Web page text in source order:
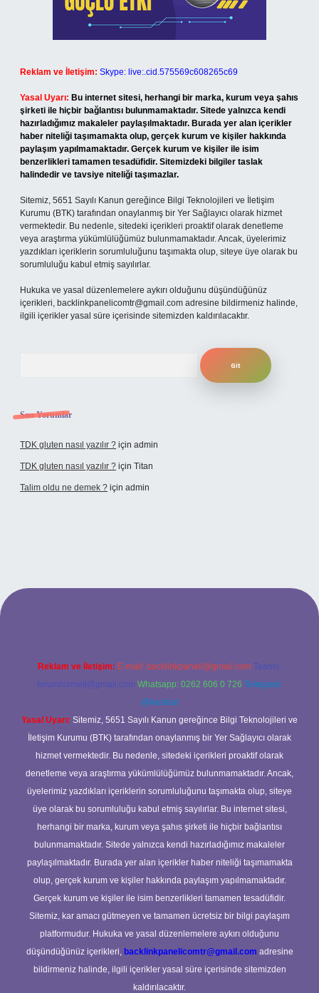
Reklam ve İletişim: Skype: live:.cid.575569c608265c69
Yasal Uyarı: Bu internet sitesi, herhangi bir marka, kurum veya şahıs
şirketi ile hiçbir bağlantısı bulunmamaktadır. Sitede yalnızca kendi
hazırladığımız makaleler paylaşılmaktadır. Burada yer alan içerikler
haber niteliği taşımamakta olup, gerçek kurum ve kişiler hakkında
paylaşım yapılmamaktadır. Gerçek kurum ve kişiler ile isim
benzerlikleri tamamen tesadüfidir. Sitemizdeki bilgiler taslak
halindedir ve tavsiye niteliği taşımazlar.
Sitemiz, 5651 Sayılı Kanun gereğince Bilgi Teknolojileri ve İletişim
Kurumu (BTK) tarafından onaylanmış bir Yer Sağlayıcı olarak hizmet
vermektedir. Bu nedenle, sitedeki içerikleri proaktif olarak denetleme
veya araştırma yükümlülüğümüz bulunmamaktadır. Ancak, üyelerimiz
yazdıkları içeriklerin sorumluluğunu taşımakta olup, siteye üye olarak bu
sorumluluğu kabul etmiş sayılırlar.
Hukuka ve yasal düzenlemelere aykırı olduğunu düşündüğünüz
içerikleri, backlinkpanelicomtr@gmail.com adresine bildirmeniz halinde,
ilgili içerikler yasal süre içerisinde sitemizden kaldırılacaktır.
Son Yorumlar
TDK gluten nasıl yazılır ? için admin
TDK gluten nasıl yazılır ? için Titan
Talim oldu ne demek ? için admin
giriş
Reklam ve İletişim: E-mail: backlinkpaneli@gmail.com Teams:
forumhizmeti@gmail.com Whatsapp: 0262 606 0 726 Telegram:
@karabul
Yasal Uyarı: Sitemiz, 5651 Sayılı Kanun gereğince Bilgi Teknolojileri ve
İletişim Kurumu (BTK) tarafından onaylanmış bir Yer Sağlayıcı olarak
hizmet vermektedir. Bu nedenle, sitedeki içerikleri proaktif olarak
denetleme veya araştırma yükümlülüğümüz bulunmamaktadır. Ancak,
üyelerimiz yazdıkları içeriklerin sorumluluğunu taşımakta olup, siteye
üye olarak bu sorumluluğu kabul etmiş sayılırlar. Bu internet sitesi,
herhangi bir marka, kurum veya şahıs şirketi ile hiçbir bağlantısı
bulunmamaktadır. Sitede yalnızca kendi hazırladığımız makaleler
paylaşılmaktadır. Burada yer alan içerikler haber niteliği taşımamakta
olup, gerçek kurum ve kişiler hakkında paylaşım yapılmamaktadır.
Gerçek kurum ve kişiler ile isim benzerlikleri tamamen tesadüfidir.
Sitemiz, kar amacı gütmeyen ve tamamen ücretsiz bir bilgi paylaşım
platformudur. Hukuka ve yasal düzenlemelere aykırı olduğunu
düşündüğünüz içerikleri, backlinkpanelicomtr@gmail.com adresine
bildirmeniz halinde, ilgili içerikler yasal süre içerisinde sitemizden
kaldırılacaktır.